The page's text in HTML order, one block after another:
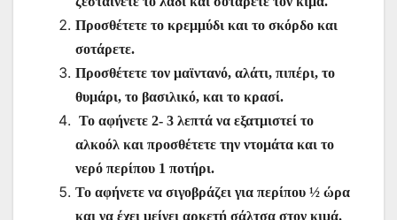
Προσθέτετε το κρεμμύδι και το σκόρδο και
σοτάρετε.
Προσθέτετε τον μαϊντανό, αλάτι, πιπέρι, το
θυμάρι, το βασιλικό, και το κρασί.
Το αφήνετε 2- 3 λεπτά να εξατμιστεί το
αλκοόλ και προσθέτετε την ντομάτα και το
νερό περίπου 1 ποτήρι.
Το αφήνετε να σιγοβράζει για περίπου ½ ώρα
και να έχει μείνει αρκετή σάλτσα στον κιμά.